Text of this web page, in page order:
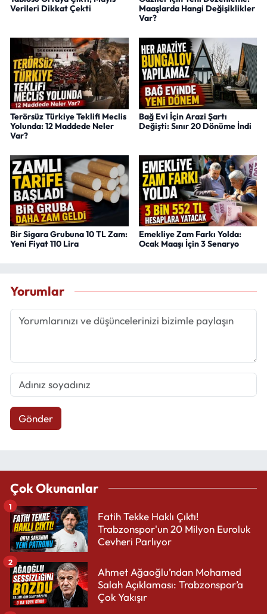
Verileri Dikkat Çekti
Maaşlarda Hangi Değişiklikler
Var?
Terörsüz Türkiye Teklifi Meclis
Yolunda: 12 Maddede Neler
Var?
Bağ Evi İçin Arazi Şartı
Değişti: Sınır 20 Dönüme İndi
Bir Sigara Grubuna 10 TL Zam:
Yeni Fiyat 110 Lira
Emekliye Zam Farkı Yolda:
Ocak Maaşı İçin 3 Senaryo
Yorumlar
Gönder
Çok Okunanlar
Fatih Tekke Haklı Çıktı!
Trabzonspor'un 20 Milyon Euroluk
Cevheri Parlıyor
1
Ahmet Ağaoğlu’ndan Mohamed
Salah Açıklaması: Trabzonspor’a
Çok Yakışır
2